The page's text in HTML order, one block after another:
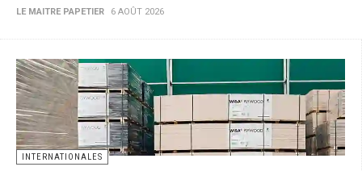
LE MAITRE PAPETIER 6 AOÛT 2026
INTERNATIONALES